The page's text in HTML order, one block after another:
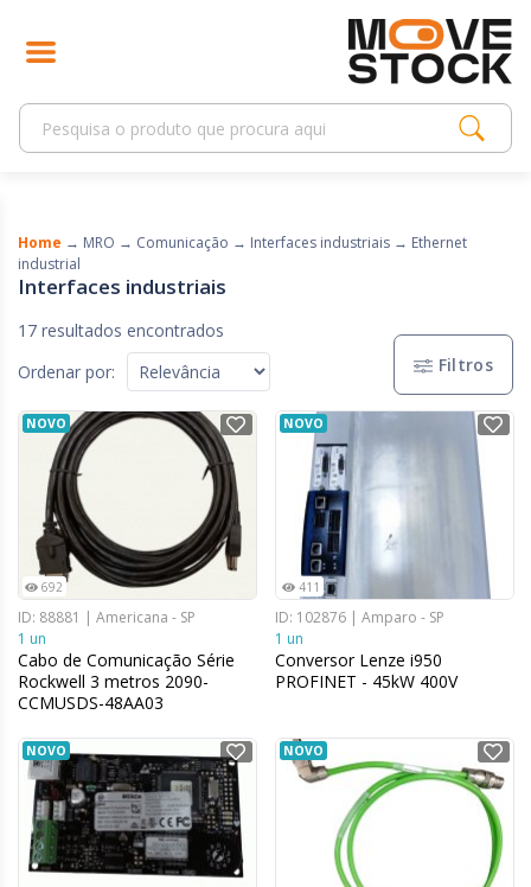
Home → MRO → Comunicação → Interfaces industriais → Ethernet
industrial
Interfaces industriais
17 resultados encontrados
Ordenar por:
Filtros
NOVO
692
ID: 88881 | Americana - SP
1 un
Cabo de Comunicação Série
Rockwell 3 metros 2090-
CCMUSDS-48AA03
NOVO
411
ID: 102876 | Amparo - SP
1 un
Conversor Lenze i950
PROFINET - 45kW 400V
NOVO NOVO